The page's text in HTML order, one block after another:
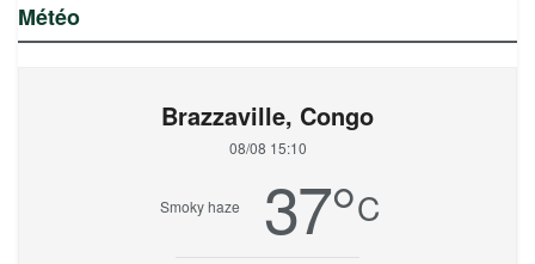
Météo
Brazzaville, Congo
08/08 15:10
Smoky haze 37°C